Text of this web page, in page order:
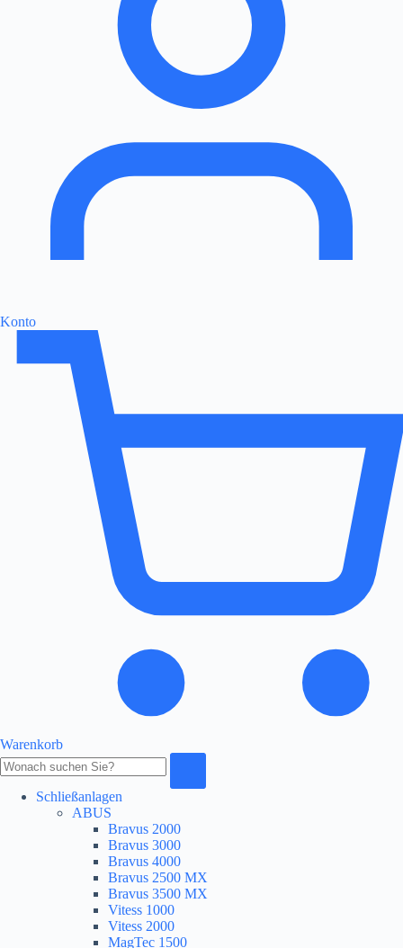
Konto
Warenkorb
Produkte
durchsuchen
Schließanlagen
ABUS
Bravus 2000
Bravus 3000
Bravus 4000
Bravus 2500 MX
Bravus 3500 MX
Vitess 1000
Vitess 2000
MagTec 1500